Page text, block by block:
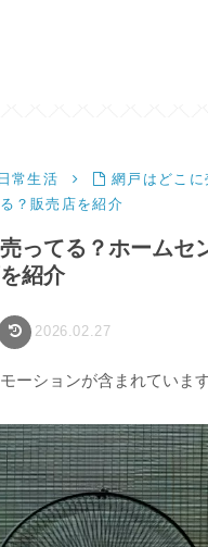
日常生活
網戸はどこ
？販売店を紹介
ってる？ホームセ
紹介
2026.02.27
ーションが含まれていま